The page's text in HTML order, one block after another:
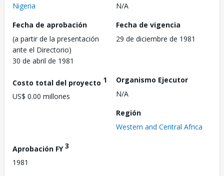
Nigeria
N/A
Fecha de aprobación
(a partir de la presentación
ante el Directorio)
30 de abril de 1981
Fecha de vigencia
29 de diciembre de 1981
Costo total del proyecto 1
US$ 0.00 millones
Organismo Ejecutor
N/A
Región
Western and Central Africa
Aprobación FY3
1981